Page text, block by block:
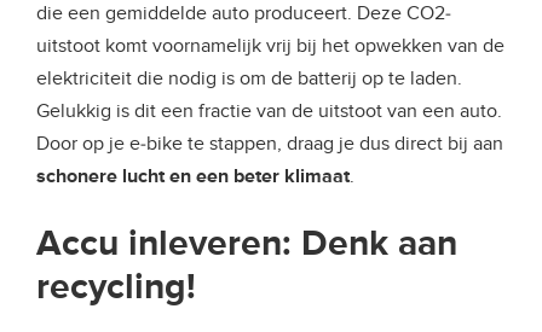
die een gemiddelde auto produceert. Deze CO2-
uitstoot komt voornamelijk vrij bij het opwekken van de
elektriciteit die nodig is om de batterij op te laden.
Gelukkig is dit een fractie van de uitstoot van een auto.
Door op je e-bike te stappen, draag je dus direct bij aan
schonere lucht en een beter klimaat.
Accu inleveren: Denk aan
recycling!